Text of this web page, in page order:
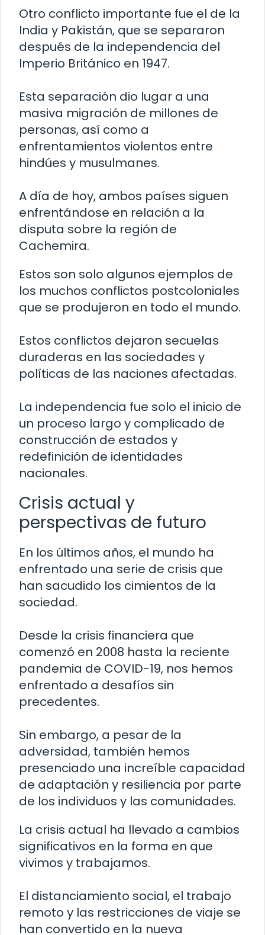
Otro conflicto importante fue el de la
India y Pakistán, que se separaron
después de la independencia del
Imperio Británico en 1947.
Esta separación dio lugar a una
masiva migración de millones de
personas, así como a
enfrentamientos violentos entre
hindúes y musulmanes.
A día de hoy, ambos países siguen
enfrentándose en relación a la
disputa sobre la región de
Cachemira.
Estos son solo algunos ejemplos de
los muchos conflictos postcoloniales
que se produjeron en todo el mundo.
Estos conflictos dejaron secuelas
duraderas en las sociedades y
políticas de las naciones afectadas.
La independencia fue solo el inicio de
un proceso largo y complicado de
construcción de estados y
redefinición de identidades
nacionales.
Crisis actual y
perspectivas de futuro
En los últimos años, el mundo ha
enfrentado una serie de crisis que
han sacudido los cimientos de la
sociedad.
Desde la crisis financiera que
comenzó en 2008 hasta la reciente
pandemia de COVID-19, nos hemos
enfrentado a desafíos sin
precedentes.
Sin embargo, a pesar de la
adversidad, también hemos
presenciado una increíble capacidad
de adaptación y resiliencia por parte
de los individuos y las comunidades.
La crisis actual ha llevado a cambios
significativos en la forma en que
vivimos y trabajamos.
El distanciamiento social, el trabajo
remoto y las restricciones de viaje se
han convertido en la nueva